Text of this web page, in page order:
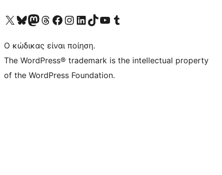
Visit our X (formerly Twitter) account
Visit our Bluesky account
Επισκεφθείτε τον λογαριασμό μας στο Mastodon
Visit our Threads account
Επισκεφτείτε τη σελίδα μας στο Facebook
Επισκεφθείτε τον λογαριασμό μας Instagram
Επισκεφθείτε τον λογαριασμό μας LinkedIn
Visit our TikTok account
Visit our YouTube channel
Visit our Tumblr account
Ο κώδικας είναι ποίηση.
The WordPress® trademark is the intellectual property
of the WordPress Foundation.